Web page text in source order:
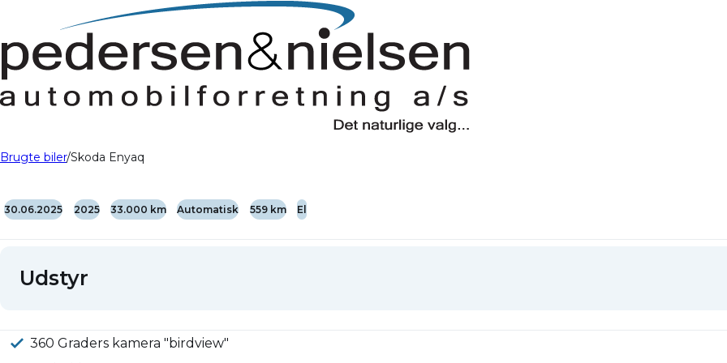
Brugte biler Skoda Enyaq
30.06.2025 2025 33.000 km Automatisk 559 km El
Udstyr
360 Graders kamera "birdview"